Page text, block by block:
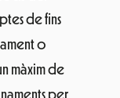
de fins
o
màxim de